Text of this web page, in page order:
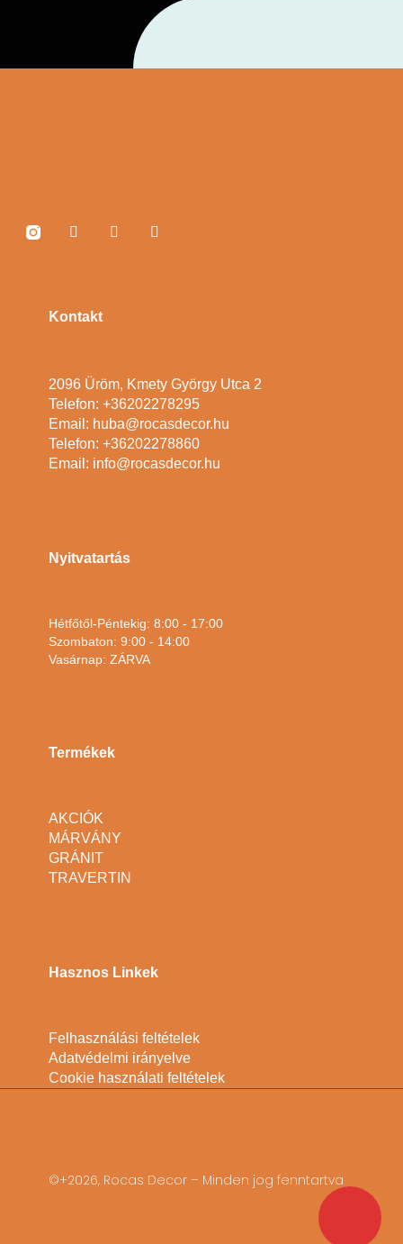
Kontakt
2096 Üröm, Kmety György Utca 2
Telefon: +36202278295
Email: huba@rocasdecor.hu
Telefon: +36202278860
Email: info@rocasdecor.hu
Nyitvatartás
Hétfőtől-Péntekig: 8:00 - 17:00
Szombaton: 9:00 - 14:00
Vasárnap: ZÁRVA
Termékek
AKCIÓK
MÁRVÁNY
GRÁNIT
TRAVERTIN
Hasznos Linkek
Felhasználási feltételek
Adatvédelmi irányelve
Cookie használati feltételek
©+2026, Rocas Decor – Minden jog fenntartva